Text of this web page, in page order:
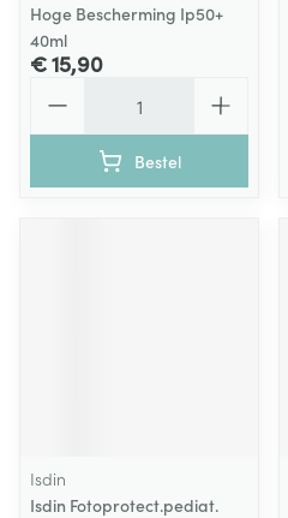
Hoge Bescherming Ip50+
40ml
€ 15,90
Bestel
Isdin
Isdin Fotoprotect.pediat.